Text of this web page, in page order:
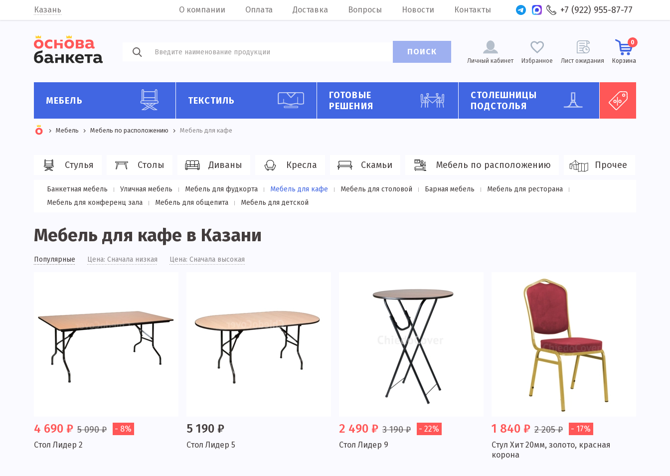
Казань О компании Оплата Доставка Вопросы Новости Контакты +7 (922) 955-87-77
ПОИСК
Личный кабинет Избранное Лист ожидания Корзина
0
МЕБЕЛЬ ТЕКСТИЛЬ
ГОТОВЫЕ
РЕШЕНИЯ
СТОЛЕШНИЦЫ
ПОДСТОЛЬЯ
Мебель Мебель по расположению Мебель для кафе
Стулья Столы Диваны Кресла Скамьи Мебель по расположению Прочее
Банкетная мебель Уличная мебель Мебель для фудкорта Мебель для кафе Мебель для столовой Барная мебель
Мебель для ресторана
Мебель для конференц зала
Мебель для общепита Мебель для детской
Мебель для кафе в Казани
Популярные Цена: Сначала низкая Цена: Сначала высокая
4 690 ₽ 5 090 ₽
- 8%
Стол Лидер 2
5 190 ₽
Стол Лидер 5
2 490 ₽ 3 190 ₽
- 22%
Стол Лидер 9
1 840 ₽ 2 205 ₽
- 17%
Стул Хит 20мм, золото, красная
корона